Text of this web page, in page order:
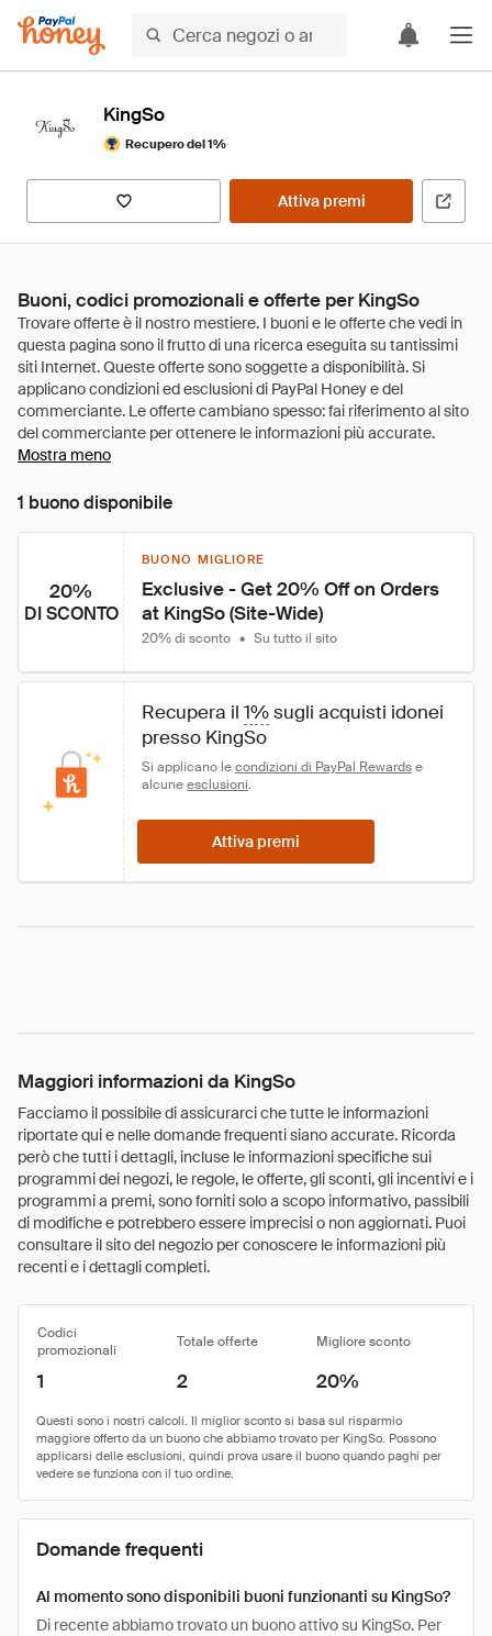
KingSo
Recupero del 1%
Attiva premi
Buoni, codici promozionali e offerte per KingSo
Mostra meno
1 buono disponibile
20%
DI SCONTO
BUONO MIGLIORE
Exclusive - Get 20% Off on Orders
at KingSo (Site-Wide)
20% di sconto • Su tutto il sito
Recupera il 1% sugli acquisti idonei
presso KingSo
Si applicano le condizioni di PayPal Rewards e
alcune esclusioni.
Attiva premi
Maggiori informazioni da KingSo
Facciamo il possibile di assicurarci che tutte le informazioni
riportate qui e nelle domande frequenti siano accurate. Ricorda
però che tutti i dettagli, incluse le informazioni specifiche sui
programmi dei negozi, le regole, le offerte, gli sconti, gli incentivi e i
programmi a premi, sono forniti solo a scopo informativo, passibili
di modifiche e potrebbero essere imprecisi o non aggiornati. Puoi
consultare il sito del negozio per conoscere le informazioni più
recenti e i dettagli completi.
Codici
promozionali
Totale offerte Migliore sconto
1 2 20%
Domande frequenti
Al momento sono disponibili buoni funzionanti su KingSo?
Di recente abbiamo trovato un buono attivo su KingSo. Per